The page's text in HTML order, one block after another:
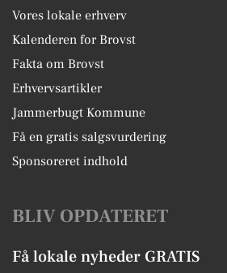
Vores lokale erhverv
Kalenderen for Brovst
Fakta om Brovst
Erhvervsartikler
Jammerbugt Kommune
Få en gratis salgsvurdering
Sponsoreret indhold
BLIV OPDATERET
Få lokale nyheder GRATIS